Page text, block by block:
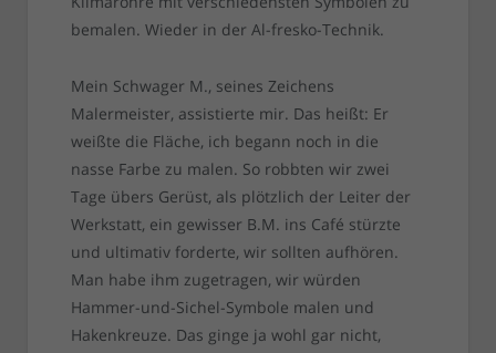
bemalen. Wieder in der Al-fresko-Technik.
Mein Schwager M., seines Zeichens
Malermeister, assistierte mir. Das heißt: Er
weißte die Fläche, ich begann noch in die
nasse Farbe zu malen. So robbten wir zwei
Tage übers Gerüst, als plötzlich der Leiter der
Werkstatt, ein gewisser B.M. ins Café stürzte
und ultimativ forderte, wir sollten aufhören.
Man habe ihm zugetragen, wir würden
Hammer-und-Sichel-Symbole malen und
Hakenkreuze. Das ginge ja wohl gar nicht,